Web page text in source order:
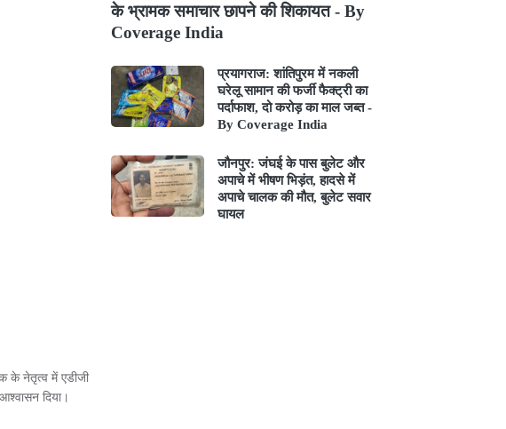
के नेतृत्व में एडीजी
दिया।
के भ्रामक समाचार छापने की शिकायत - By
Coverage India
प्रयागराज: शांतिपुरम में नकली
घरेलू सामान की फर्जी फैक्ट्री का
पर्दाफाश, दो करोड़ का माल जब्त -
By Coverage India
जौनपुर: जंघई के पास बुलेट और
अपाचे में भीषण भिड़ंत, हादसे में
अपाचे चालक की मौत, बुलेट सवार
घायल